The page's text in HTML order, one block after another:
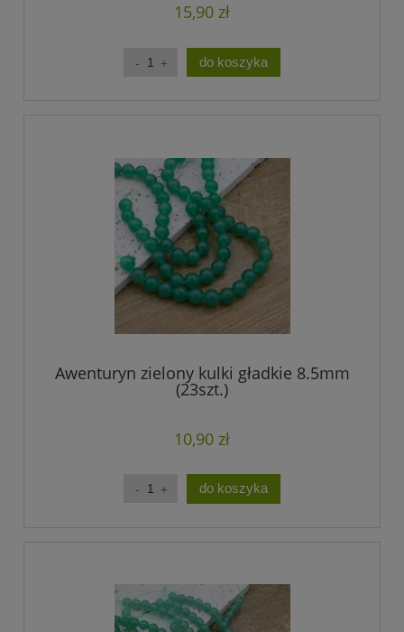
15,90 zł
do koszyka
Awenturyn zielony kulki gładkie 8.5mm
(23szt.)
10,90 zł
do koszyka